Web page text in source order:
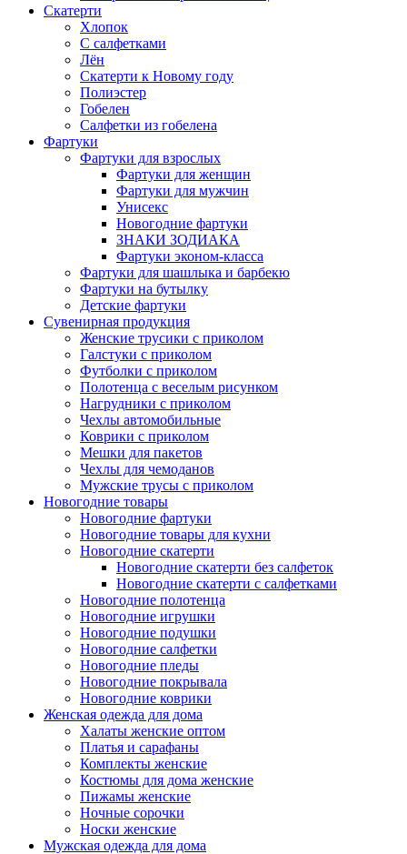
Скатерти
Хлопок
С салфетками
Лён
Скатерти к Новому году
Полиэстер
Гобелен
Салфетки из гобелена
Фартуки
Фартуки для взрослых
Фартуки для женщин
Фартуки для мужчин
Унисекс
Новогодние фартуки
ЗНАКИ ЗОДИАКА
Фартуки эконом-класса
Фартуки для шашлыка и барбекю
Фартуки на бутылку
Детские фартуки
Сувенирная продукция
Женские трусики с приколом
Галстуки с приколом
Футболки с приколом
Полотенца с веселым рисунком
Нагрудники с приколом
Чехлы автомобильные
Коврики с приколом
Мешки для пакетов
Чехлы для чемоданов
Мужские трусы с приколом
Новогодние товары
Новогодние фартуки
Новогодние товары для кухни
Новогодние скатерти
Новогодние скатерти без салфеток
Новогодние скатерти с салфетками
Новогодние полотенца
Новогодние игрушки
Новогодние подушки
Новогодние салфетки
Новогодние пледы
Новогодние покрывала
Новогодние коврики
Женская одежда для дома
Халаты женские оптом
Платья и сарафаны
Комплекты женские
Костюмы для дома женские
Пижамы женские
Ночные сорочки
Носки женские
Мужская одежда для дома